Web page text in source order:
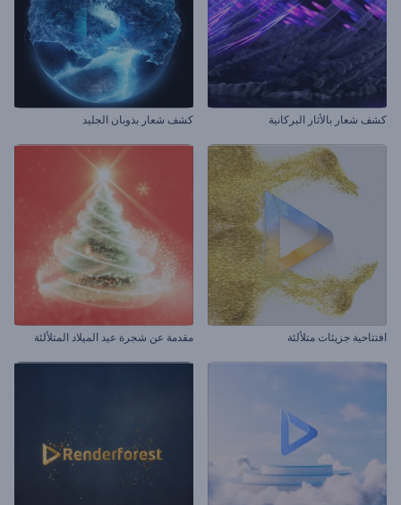
كشف شعار بالأثار البركانية كشف شعار بذوبان الجليد
افتتاحية جزيئات متلألئة مقدمة عن شجرة عيد الميلاد المتلألئة